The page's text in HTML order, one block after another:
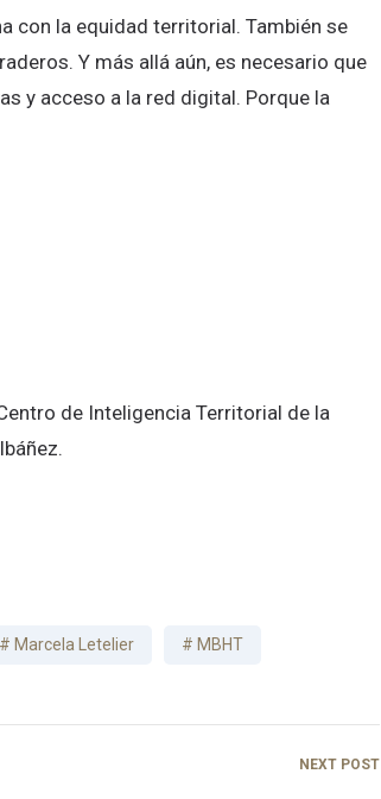
con la equidad territorial. También se
Y más allá aún, es necesario que
y acceso a la red digital. Porque la
de Inteligencia Territorial de la
Marcela Letelier MBHT
NEXT POST